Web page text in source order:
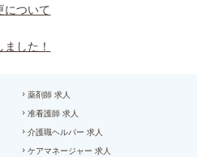
について
した！
薬剤師 求人
准看護師 求人
介護職ヘルパー 求人
ケアマネージャー 求人